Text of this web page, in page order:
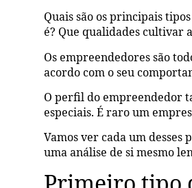
Quais são os principais
é? Que qualidades cultivar
Os empreendedores são
acordo com o seu
O perfil do empreendedor
especiais. É raro um
Vamos ver cada um
uma análise de si mesmo